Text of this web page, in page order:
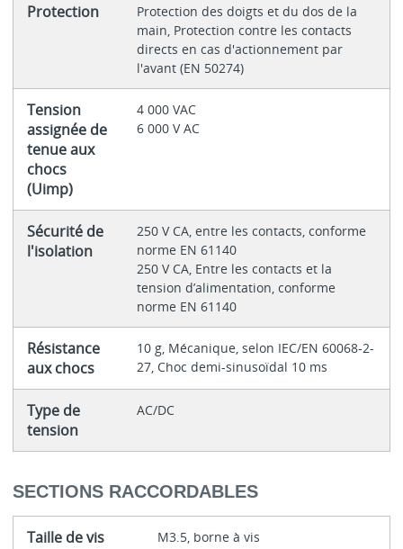
Protection
Protection des doigts et du dos de la
main, Protection contre les contacts
directs en cas d'actionnement par
l'avant (EN 50274)
Tension
assignée de
tenue aux
chocs
(Uimp)
4 000 VAC
6 000 V AC
Sécurité de
l'isolation
250 V CA, entre les contacts, conforme
norme EN 61140
250 V CA, Entre les contacts et la
tension d’alimentation, conforme
norme EN 61140
Résistance
aux chocs
10 g, Mécanique, selon IEC/EN 60068-2-
27, Choc demi-sinusoïdal 10 ms
Type de
tension
AC/DC
SECTIONS RACCORDABLES
Taille de vis M3.5, borne à vis